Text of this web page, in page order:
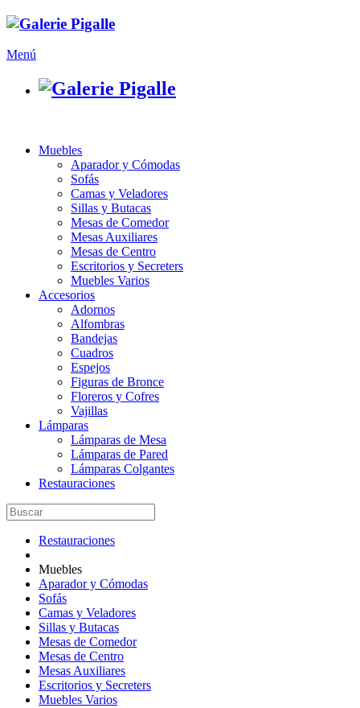
Menú
Muebles
Aparador y Cómodas
Sofás
Camas y Veladores
Sillas y Butacas
Mesas de Comedor
Mesas Auxiliares
Mesas de Centro
Escritorios y Secreters
Muebles Varios
Accesorios
Adornos
Alfombras
Bandejas
Cuadros
Espejos
Figuras de Bronce
Floreros y Cofres
Vajillas
Lámparas
Lámparas de Mesa
Lámparas de Pared
Lámparas Colgantes
Restauraciones
Restauraciones
Muebles
Aparador y Cómodas
Sofás
Camas y Veladores
Sillas y Butacas
Mesas de Comedor
Mesas de Centro
Mesas Auxiliares
Escritorios y Secreters
Muebles Varios